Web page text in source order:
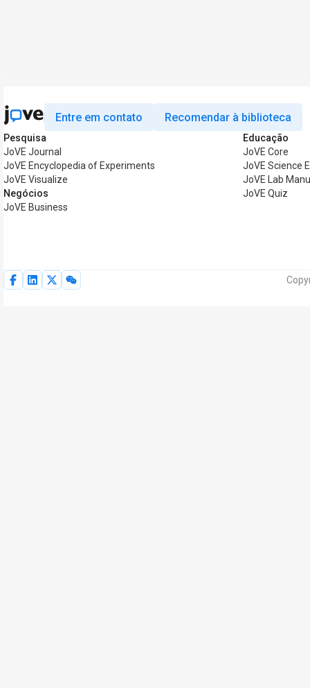
Entre em contato Recomendar à biblioteca
Pesquisa
JoVE Journal
JoVE Encyclopedia of Experiments
JoVE Visualize
Negócios
JoVE Business
Educação
JoVE Core
JoVE Science
JoVE Lab
JoVE Quiz